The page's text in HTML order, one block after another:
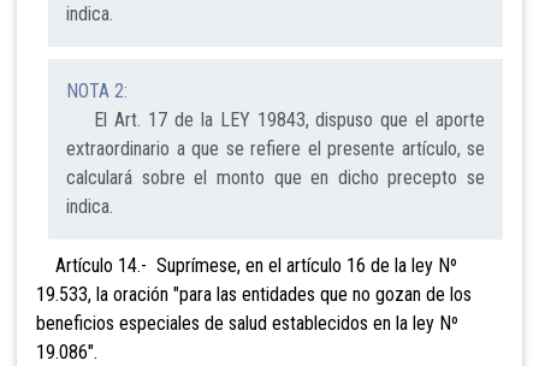
indica.
NOTA 2:
El Art. 17 de la LEY 19843, dispuso que el aporte
extraordinario a que se refiere el presente artículo, se
calculará sobre el monto que en dicho precepto se
indica.
Artículo 14.- Suprímese, en el artículo 16 de la ley Nº
19.533, la oración "para las entidades que no gozan de los
beneficios especiales de salud establecidos en la ley Nº
19.086".